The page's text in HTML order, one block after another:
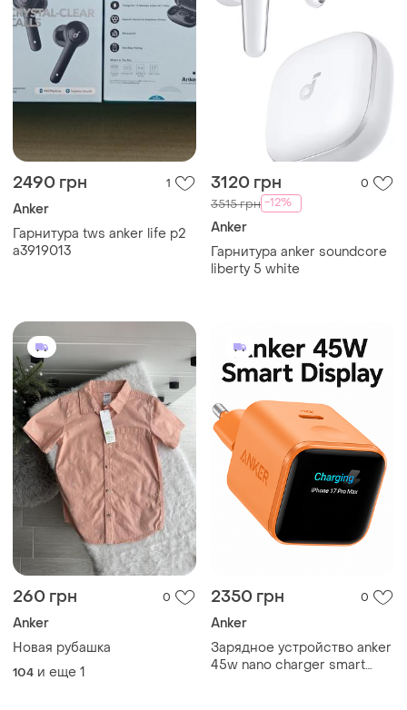
2490 грн 1
Anker
Гарнитура tws anker life p2
а3919013
3120 грн 0
3515 грн -12%
Anker
Гарнитура anker soundcore
liberty 5 white
260 грн 0
Anker
Новая рубашка
104 и еще 1
2350 грн 0
Anker
Зарядное устройство anker
45w nano charger smart